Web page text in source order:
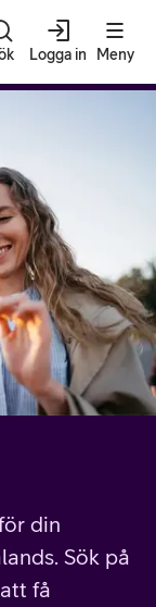
Logga in Meny
din
Sök på
få